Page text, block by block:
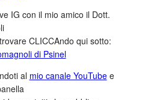
IG con il mio amico il Dott.
CLICCAndo qui sotto:
di Psinel
al mio canale YouTubee